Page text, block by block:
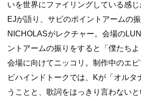
いを世界にファイリングしている感
EJが語り、サビのポイントアームの
NICHOLASがレクチャー。会場の
ントアームの振りをすると「僕たち
会場に向けてニッコリ。制作中のエ
ビハインドトークでは、Kが「オルタ
うことと、歌詞をはっきり言わない